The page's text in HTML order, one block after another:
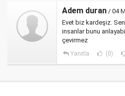
Adem duran / 04
Evet biz kardeşiz.
insanlar bunu
çevirmez
Yanıtla (0)